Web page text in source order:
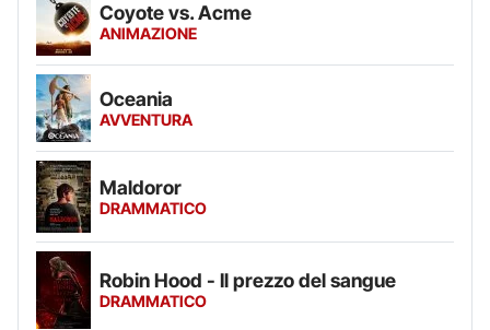
Coyote vs. Acme
ANIMAZIONE
Oceania
AVVENTURA
Maldoror
DRAMMATICO
Robin Hood - Il prezzo del sangue
DRAMMATICO